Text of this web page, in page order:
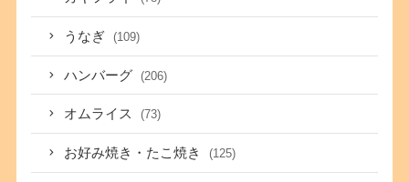
うなぎ (109)
ハンバーグ (206)
オムライス (73)
お好み焼き・たこ焼き (125)